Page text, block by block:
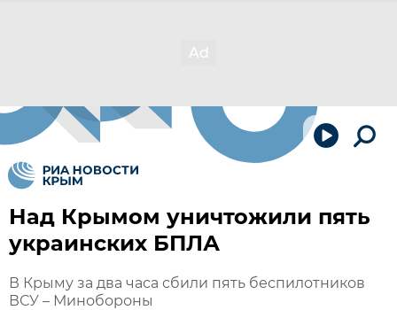
Над Крымом уничтожили пять
украинских БПЛА
В Крыму за два часа сбили пять беспилотников
ВСУ – Минобороны